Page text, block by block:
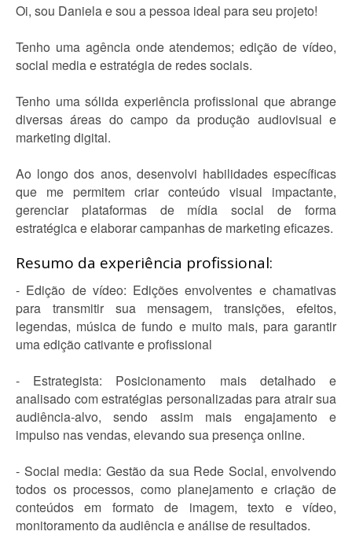
Oi, sou Daniela e sou a pessoa ideal para seu projeto!
Tenho uma agência onde atendemos; edição de vídeo,
social media e estratégia de redes sociais.
Tenho uma sólida experiência profissional que abrange
diversas áreas do campo da produção audiovisual e
marketing digital.
Ao longo dos anos, desenvolvi habilidades específicas
que me permitem criar conteúdo visual impactante,
gerenciar plataformas de mídia social de forma
estratégica e elaborar campanhas de marketing eficazes.
Resumo da experiência profissional:
- Edição de vídeo: Edições envolventes e chamativas
para transmitir sua mensagem, transições, efeitos,
legendas, música de fundo e muito mais, para garantir
uma edição cativante e profissional
- Estrategista: Posicionamento mais detalhado e
analisado com estratégias personalizadas para atrair sua
audiência-alvo, sendo assim mais engajamento e
impulso nas vendas, elevando sua presença online.
- Social media: Gestão da sua Rede Social, envolvendo
todos os processos, como planejamento e criação de
conteúdos em formato de imagem, texto e vídeo,
monitoramento da audiência e análise de resultados.